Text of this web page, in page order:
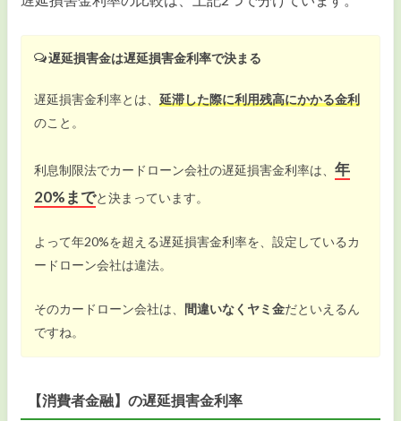
遅延損害金は遅延損害金利率で決まる
遅延損害金利率とは、延滞した際に利用残高にかかる金利
のこと。
利息制限法でカードローン会社の遅延損害金利率は、年
20%までと決まっています。
よって年20%を超える遅延損害金利率を、設定しているカ
ードローン会社は違法。
そのカードローン会社は、 間違いなくヤミ金だといえるん
ですね。
【消費者金融】の遅延損害金利率